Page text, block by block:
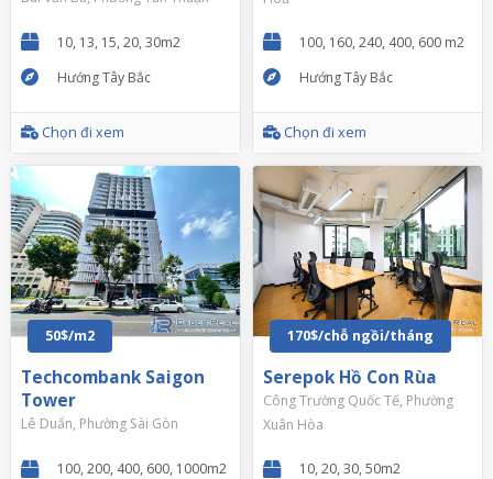
10, 13, 15, 20, 30m2
Hướng Tây Bắc
Chọn đi xem
100, 160, 240, 400, 600 m2
Hướng Tây Bắc
Chọn đi xem
50$/m2
Techcombank Saigon
Tower
Lê Duẩn, Phường Sài Gòn
100, 200, 400, 600, 1000m2
170$/chỗ ngồi/tháng
Serepok Hồ Con Rùa
Công Trường Quốc Tế, Phường
Xuân Hòa
10, 20, 30, 50m2